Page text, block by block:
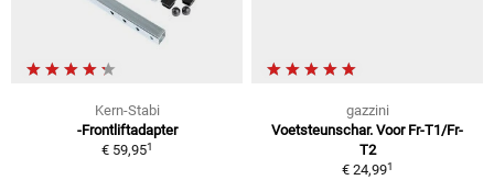
Kern-Stabi
-Frontliftadapter
€ 59,951
gazzini
Voetsteunschar. Voor Fr-T1/Fr-
T2
€ 24,991